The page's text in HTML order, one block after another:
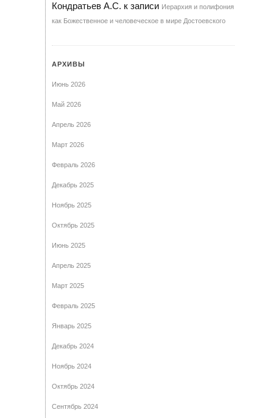
Кондратьев А.С. к записи Иерархия и полифония
как Божественное и человеческое в мире Достоевского
АРХИВЫ
Июнь 2026
Май 2026
Апрель 2026
Март 2026
Февраль 2026
Декабрь 2025
Ноябрь 2025
Октябрь 2025
Июнь 2025
Апрель 2025
Март 2025
Февраль 2025
Январь 2025
Декабрь 2024
Ноябрь 2024
Октябрь 2024
Сентябрь 2024